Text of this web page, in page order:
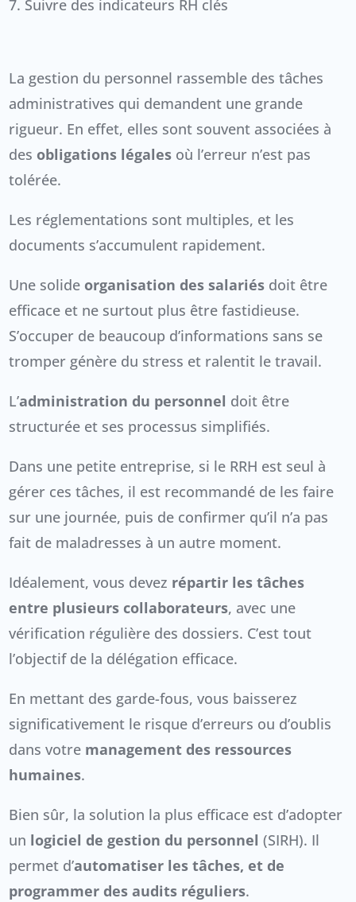
Suivre des indicateurs RH clés
La gestion du personnel rassemble des tâches
administratives qui demandent une grande
rigueur. En effet, elles sont souvent associées à
des obligations légales où l’erreur n’est pas
tolérée.
Les réglementations sont multiples, et les
documents s’accumulent rapidement.
Une solide organisation des salariés doit être
efficace et ne surtout plus être fastidieuse.
S’occuper de beaucoup d’informations sans se
tromper génère du stress et ralentit le travail.
L’administration du personnel doit être
structurée et ses processus simplifiés.
Dans une petite entreprise, si le RRH est seul à
gérer ces tâches, il est recommandé de les faire
sur une journée, puis de confirmer qu’il n’a pas
fait de maladresses à un autre moment.
Idéalement, vous devez répartir les tâches
entre plusieurs collaborateurs, avec une
vérification régulière des dossiers. C’est tout
l’objectif de la délégation efficace.
En mettant des garde-fous, vous baisserez
significativement le risque d’erreurs ou d’oublis
dans votre management des ressources
humaines.
Bien sûr, la solution la plus efficace est d’adopter
un logiciel de gestion du personnel (SIRH). Il
permet d’automatiser les tâches, et de
programmer des audits réguliers.